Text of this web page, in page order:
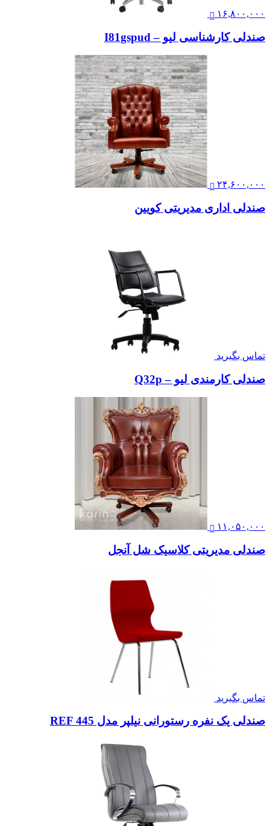
۱۶,۸۰۰,۰۰۰
صندلی کارشناسی لیو – I81gspud
۲۴,۶۰۰,۰۰۰
صندلی اداری مدیریتی کویین
تماس بگیرید
صندلی کارمندی لیو – Q32p
۱۱,۰۵۰,۰۰۰
صندلی مدیریتی کلاسیک شل آنجل
تماس بگیرید
صندلی یک نفره رستورانی نیلپر مدل REF 445